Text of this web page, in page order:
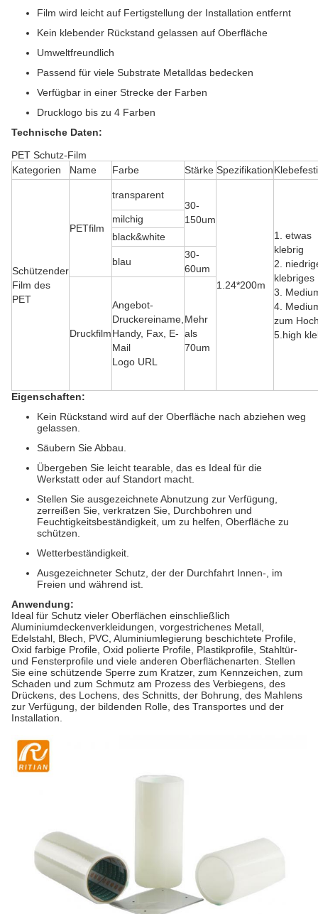
Film wird leicht auf Fertigstellung der Installation entfernt
Kein klebender Rückstand gelassen auf Oberfläche
Umweltfreundlich
Passend für viele Substrate Metalldas bedecken
Verfügbar in einer Strecke der Farben
Drucklogo bis zu 4 Farben
Technische Daten:
PET Schutz-Film
Kategorien
Name Farbe Stärke Spezifikation
Schützender
Film des
PET
PETfilm
transparent
30-
150um
1.24*200m
1. etwas
klebrig
2.
klebriges
3.
4.
zum
5.high
milchig
black&white
blau
30-
60um
Druckfilm
Angebot-
Druckereiname,
Handy, Fax, E-
Mail
Logo URL
Mehr
als
70um
Eigenschaften:
Kein Rückstand wird auf der Oberfläche nach abziehen weg
gelassen.
Säubern Sie Abbau.
Übergeben Sie leicht tearable, das es Ideal für die
Werkstatt oder auf Standort macht.
Stellen Sie ausgezeichnete Abnutzung zur Verfügung,
zerreißen Sie, verkratzen Sie, Durchbohren und
Feuchtigkeitsbeständigkeit, um zu helfen, Oberfläche zu
schützen.
Wetterbeständigkeit.
Ausgezeichneter Schutz, der der Durchfahrt Innen-, im
Freien und während ist.
Anwendung:
Ideal für Schutz vieler Oberflächen einschließlich
Aluminiumdeckenverkleidungen, vorgestrichenes Metall,
Edelstahl, Blech, PVC, Aluminiumlegierung beschichtete Profile,
Oxid farbige Profile, Oxid polierte Profile, Plastikprofile, Stahltür-
und Fensterprofile und viele anderen Oberflächenarten. Stellen
Sie eine schützende Sperre zum Kratzer, zum Kennzeichen, zum
Schaden und zum Schmutz am Prozess des Verbiegens, des
Drückens, des Lochens, des Schnitts, der Bohrung, des Mahlens
zur Verfügung, der bildenden Rolle, des Transportes und der
Installation.